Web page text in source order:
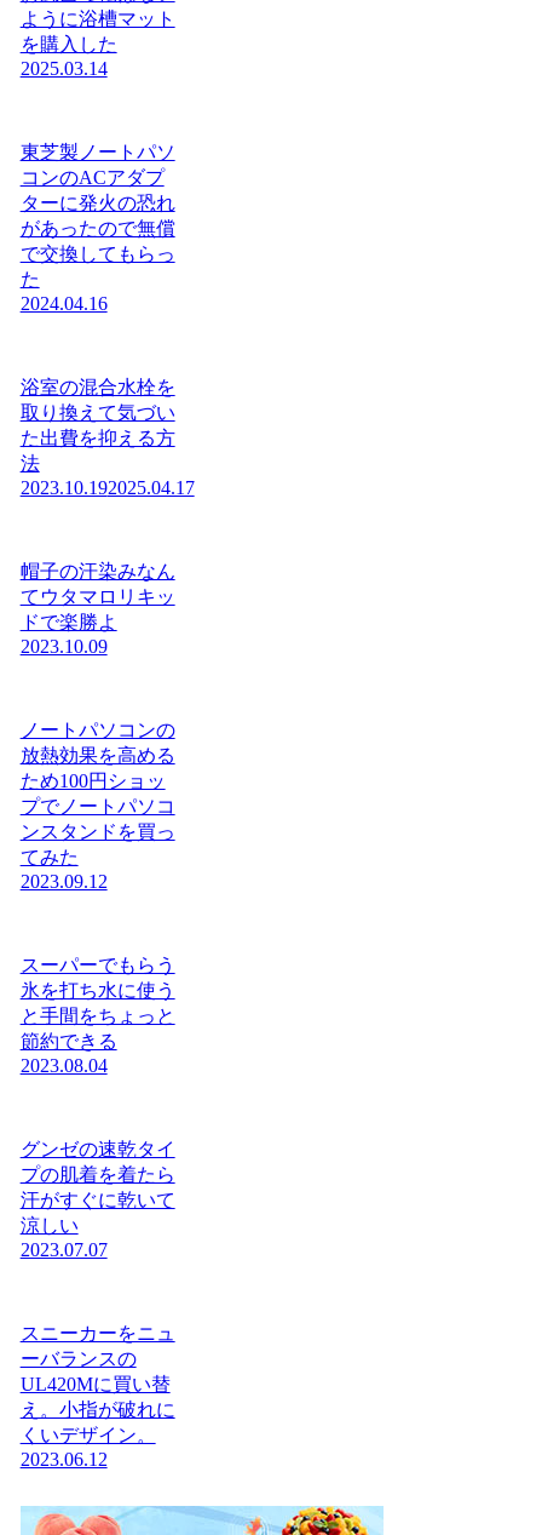
ように浴槽マット
を購入した
2025.03.14
東芝製ノートパソ
コンのACアダプ
ターに発火の恐れ
があったので無償
で交換してもらっ
た
2024.04.16
浴室の混合水栓を
取り換えて気づい
た出費を抑える方
法
2023.10.192025.04.17
帽子の汗染みなん
てウタマロリキッ
ドで楽勝よ
2023.10.09
ノートパソコンの
放熱効果を高める
ため100円ショッ
プでノートパソコ
ンスタンドを買っ
てみた
2023.09.12
スーパーでもらう
氷を打ち水に使う
と手間をちょっと
節約できる
2023.08.04
グンゼの速乾タイ
プの肌着を着たら
汗がすぐに乾いて
涼しい
2023.07.07
スニーカーをニュ
ーバランスの
UL420Mに買い替
え。小指が破れに
くいデザイン。
2023.06.12